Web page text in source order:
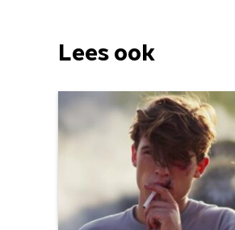
Lees ook